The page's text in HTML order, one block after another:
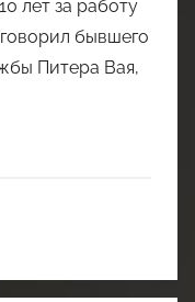
лет за работу
бывшего
Питера Вая,